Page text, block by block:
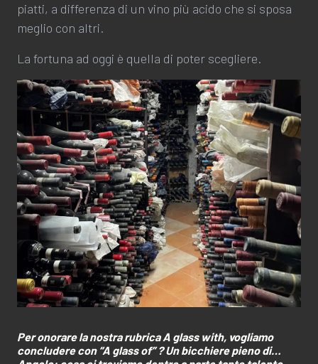
piatti, a differenza di un vino più acido che si sposa
meglio con altri.
La fortuna ad oggi è quella di poter scegliere.
Per onorare la nostra rubrica A glass with, vogliamo
concludere con “A glass of” ? Un bicchiere pieno di…